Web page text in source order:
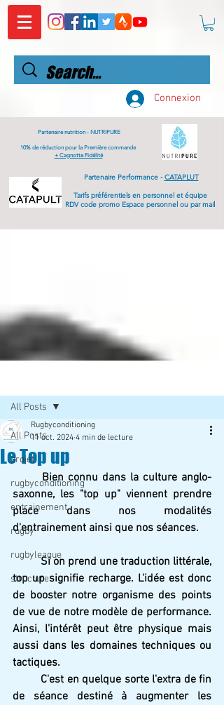
Connexion
Partenaire nutrition - NUTRIPURE
10% de réduction pour la Première commande
+ Cagnotte Fidélité
Partenaire Performance -CATAPLUT
Tarifspréférentielsen personnel et équipe
RDV code promo Espace personnel ou par mail
All Posts
projet
rugbyconditioning
entrainement
rugby
rugbyleague
structure
All Posts
Le Top up
Rugbyconditioning
11 oct. 2024 4 min de lecture
	Bien connu dans la culture anglo-
saxonne, les "top up" viennent prendre
place dans nos modalités
d'entrainement ainsi que nos séances.
	Si on prend une traduction littérale,
top up signifie recharge. L'idée est donc
de booster notre organisme des points
de vue de notre modèle de performance.
Ainsi, l'intérêt peut être physique mais
aussi dans les domaines techniques ou
tactiques.
de séance destiné à augmenter les